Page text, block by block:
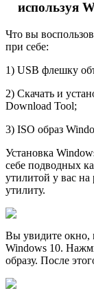
используя
Что вы
при себе:
1) USB флешку
2) Скачать и
Download Tool;
3) ISO образ
Установка
себе подводных
утилитой у вас на
утилиту.
Вы увидите окно,
Windows 10.
образу. После